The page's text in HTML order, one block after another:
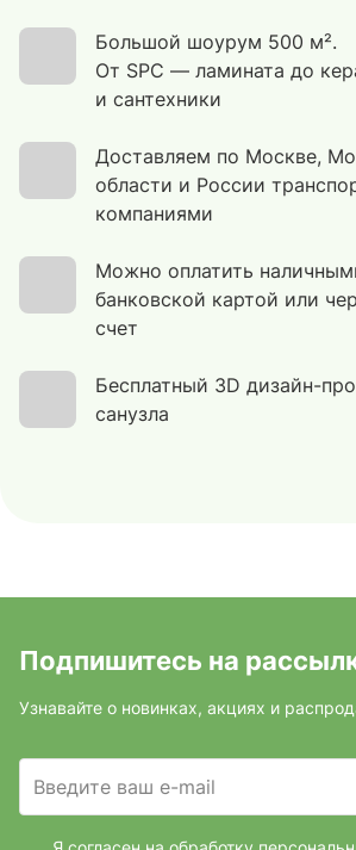
Большой шоурум 500 м².
От SPC — ламината до
и сантехники
Доставляем по Москве,
области и России
компаниями
Можно оплатить
банковской картой или
счет
Бесплатный 3D дизайн-
санузла
Подпишитесь на
Узнавайте о новинках, акциях и
Введите ваш e-mail